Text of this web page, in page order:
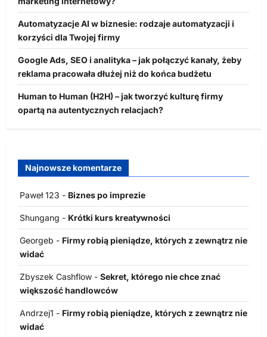
Automatyzacje AI w biznesie: rodzaje automatyzacji i
korzyści dla Twojej firmy
Google Ads, SEO i analityka – jak połączyć kanały, żeby
reklama pracowała dłużej niż do końca budżetu
Human to Human (H2H) – jak tworzyć kulturę firmy
opartą na autentycznych relacjach?
Najnowsze komentarze
Paweł 123 - Biznes po imprezie
Shungang - Krótki kurs kreatywności
Georgeb - Firmy robią pieniądze, których z zewnątrz nie
widać
Zbyszek Cashflow - Sekret, którego nie chce znać
większość handlowców
Andrzej1 - Firmy robią pieniądze, których z zewnątrz nie
widać